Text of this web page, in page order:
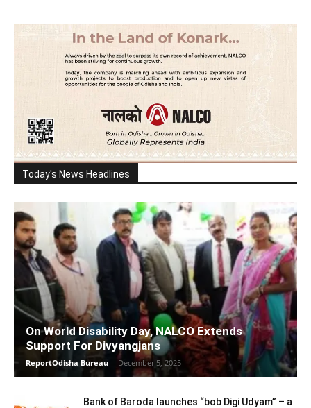
Today's News Headlines
On World Disability Day, NALCO Extends
Support For Divyangjans
ReportOdisha Bureau - December 5, 2025
Bank of Baroda launches “bob Digi Udyam” – a